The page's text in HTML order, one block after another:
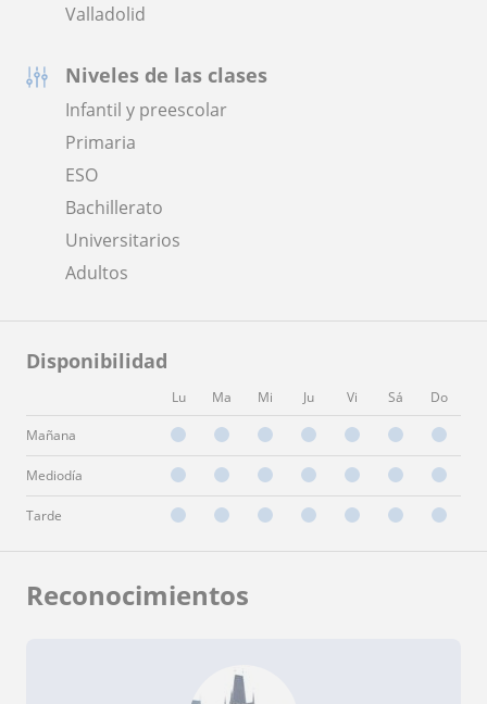
Valladolid
Niveles de las clases
Infantil y preescolar
Primaria
ESO
Bachillerato
Universitarios
Adultos
Disponibilidad
Lu Ma Mi Ju Vi Sá Do
Mañana
Mediodía
Tarde
Reconocimientos